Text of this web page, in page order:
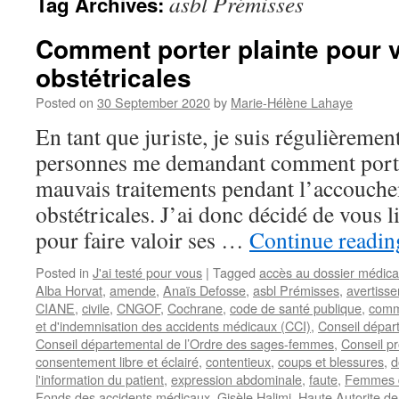
Comment porter plainte pour
obstétricales
Posted on 30 September 2020by Marie-Hélène Lahaye
En tant que juriste, je suis
personnes me demandant comment
mauvais traitements pendant
obstétricales. J’ai donc décidé de
pour faire valoir ses … Continue
Posted in J'ai testé pour vous | Tagged accès au dossier
Alba Horvat, amende, Anaïs Defosse, asbl Prémisses,
CIANE, civile, CNGOF, Cochrane, code de santé publique,
et d'indemnisation des accidents médicaux (CCI), Conseil
Conseil départemental de l’Ordre des sages-femmes, Conseil
consentement libre et éclairé, contentieux, coups et blessures,
l'information du patient, expression abdominale, faute, Femmes